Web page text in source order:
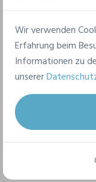
Marke
Awdis
Referenz
JC020J
Grammatur
135 g/m²
Komposition
Wir verwenden
Erfahrung beim
Informationen zu
unserer